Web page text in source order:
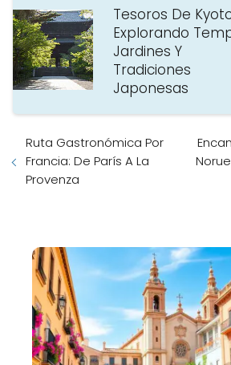
Tesoros De
Explorando
Jardines Y
Tradiciones
Japonesas
Ruta Gastronómica Por
Francia: De París A La
Provenza